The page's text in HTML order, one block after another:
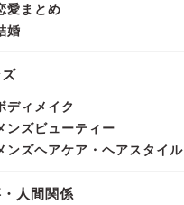
愛まとめ
婚
ズ
ディメイク
ンズビューティー
ンズヘアケア・ヘアスタイル
人間関係